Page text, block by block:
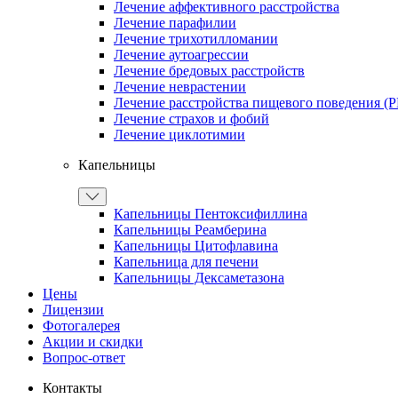
Лечение аффективного расстройства
Лечение парафилии
Лечение трихотилломании
Лечение аутоагрессии
Лечение бредовых расстройств
Лечение неврастении
Лечение расстройства пищевого поведения
Лечение страхов и фобий
Лечение циклотимии
Капельницы
Капельницы Пентоксифиллина
Капельницы Реамберина
Капельницы Цитофлавина
Капельница для печени
Капельницы Дексаметазона
Цены
Лицензии
Фотогалерея
Акции и скидки
Вопрос-ответ
Контакты